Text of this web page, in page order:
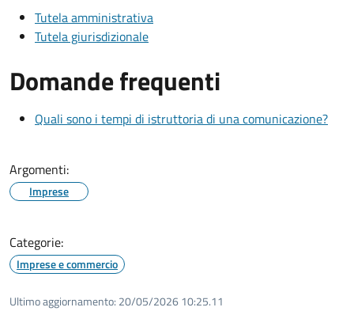
Tutela amministrativa
Tutela giurisdizionale
Domande frequenti
Quali sono i tempi di istruttoria di una comunicazione?
Argomenti:
Imprese
Categorie:
Imprese e commercio
Ultimo aggiornamento: 20/05/2026 10:25.11